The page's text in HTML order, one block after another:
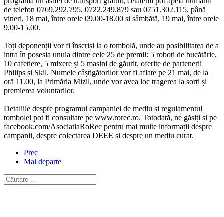
de telefon 0769.292.795, 0722.249.879 sau 0751.302.115, până
vineri, 18 mai, între orele 09.00-18.00 și sâmbătă, 19 mai, între orele
9.00-15.00.
Toți deponenții vor fi înscriși la o tombolă, unde au posibilitatea de a
intra în posesia unuia dintre cele 25 de premii: 5 roboți de bucătărie,
10 cafetiere, 5 mixere și 5 mașini de găurit, oferite de partenerii
Philips și Skil. Numele câștigătorilor vor fi aflate pe 21 mai, de la
oră 11.00, la Primăria Mizil, unde vor avea loc tragerea la sorți și
premierea voluntarilor.
Detaliile despre programul campaniei de mediu și regulamentul
tombolei pot fi consultate pe www.rorec.ro. Totodată, ne găsiți și pe
facebook.com/AsociatiaRoRec pentru mai multe informații despre
campanii, despre colectarea DEEE și despre un mediu curat.
Prec
Mai departe